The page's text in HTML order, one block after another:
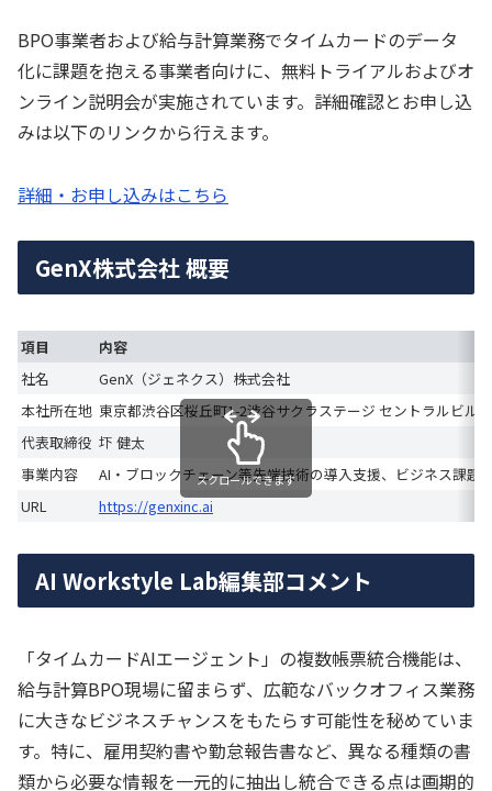
BPO事業者および給与計算業務でタイムカードのデータ
化に課題を抱える事業者向けに、無料トライアルおよびオ
ンライン説明会が実施されています。詳細確認とお申し込
みは以下のリンクから行えます。
詳細・お申し込みはこちら
GenX株式会社 概要
項目
内容
社名
GenX（ジェネクス）株式会社
本社所在地 東京都渋谷区桜丘町1-2渋谷サクラステージ セントラルビル
代表取締役 圷 健太
事業内容
AI・ブロックチェーン等先端技術の導入支援、ビジネス課題
URL
https://genxinc.ai
スクロールできます
AI Workstyle Lab編集部コメント
「タイムカードAIエージェント」の複数帳票統合機能は、
給与計算BPO現場に留まらず、広範なバックオフィス業務
に大きなビジネスチャンスをもたらす可能性を秘めていま
す。特に、雇用契約書や勤怠報告書など、異なる種類の書
類から必要な情報を一元的に抽出し統合できる点は画期的